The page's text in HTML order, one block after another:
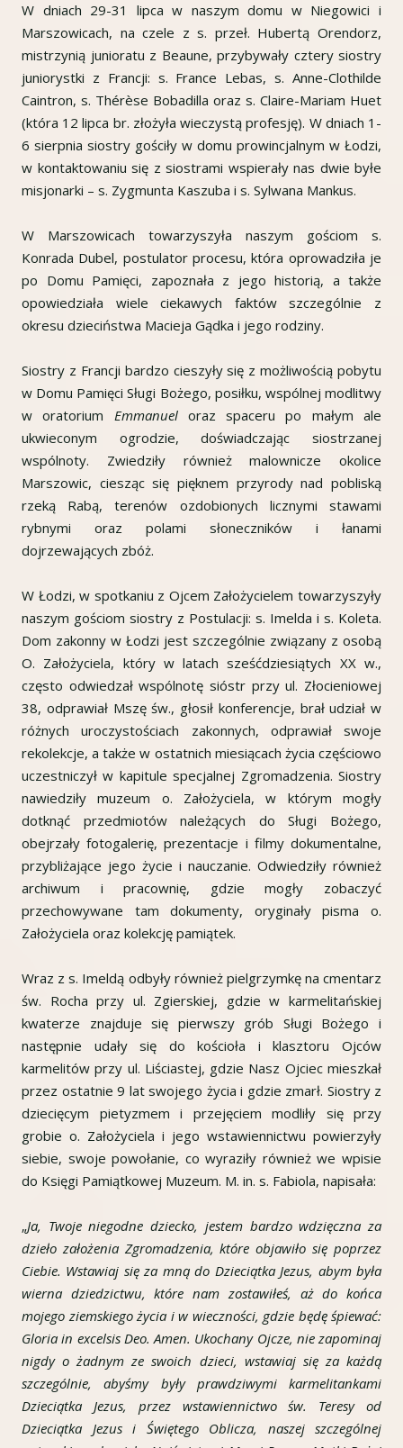
W dniach 29-31 lipca w naszym domu w Niegowici i
Marszowicach, na czele z s. przeł. Hubertą Orendorz,
mistrzynią junioratu z Beaune, przybywały cztery siostry
juniorystki z Francji: s. France Lebas, s. Anne-Clothilde
Caintron, s. Thérèse Bobadilla oraz s. Claire-Mariam Huet
(która 12 lipca br. złożyła wieczystą profesję). W dniach 1-
6 sierpnia siostry gościły w domu prowincjalnym w Łodzi,
w kontaktowaniu się z siostrami wspierały nas dwie byłe
misjonarki – s. Zygmunta Kaszuba i s. Sylwana Mankus.
W Marszowicach towarzyszyła naszym gościom s.
Konrada Dubel, postulator procesu, która oprowadziła je
po Domu Pamięci, zapoznała z jego historią, a także
opowiedziała wiele ciekawych faktów szczególnie z
okresu dzieciństwa Macieja Gądka i jego rodziny.
Siostry z Francji bardzo cieszyły się z możliwością pobytu
w Domu Pamięci Sługi Bożego, posiłku, wspólnej modlitwy
w oratorium Emmanuel oraz spaceru po małym ale
ukwieconym ogrodzie, doświadczając siostrzanej
wspólnoty. Zwiedziły również malownicze okolice
Marszowic, ciesząc się pięknem przyrody nad pobliską
rzeką Rabą, terenów ozdobionych licznymi stawami
rybnymi oraz polami słoneczników i łanami
dojrzewających zbóż.
W Łodzi, w spotkaniu z Ojcem Założycielem towarzyszyły
naszym gościom siostry z Postulacji: s. Imelda i s. Koleta.
Dom zakonny w Łodzi jest szczególnie związany z osobą
O. Założyciela, który w latach sześćdziesiątych XX w.,
często odwiedzał wspólnotę sióstr przy ul. Złocieniowej
38, odprawiał Mszę św., głosił konferencje, brał udział w
różnych uroczystościach zakonnych, odprawiał swoje
rekolekcje, a także w ostatnich miesiącach życia częściowo
uczestniczył w kapitule specjalnej Zgromadzenia. Siostry
nawiedziły muzeum o. Założyciela, w którym mogły
dotknąć przedmiotów należących do Sługi Bożego,
obejrzały fotogalerię, prezentacje i filmy dokumentalne,
przybliżające jego życie i nauczanie. Odwiedziły również
archiwum i pracownię, gdzie mogły zobaczyć
przechowywane tam dokumenty, oryginały pisma o.
Założyciela oraz kolekcję pamiątek.
Wraz z s. Imeldą odbyły również pielgrzymkę na cmentarz
św. Rocha przy ul. Zgierskiej, gdzie w karmelitańskiej
kwaterze znajduje się pierwszy grób Sługi Bożego i
następnie udały się do kościoła i klasztoru Ojców
karmelitów przy ul. Liściastej, gdzie Nasz Ojciec mieszkał
przez ostatnie 9 lat swojego życia i gdzie zmarł. Siostry z
dziecięcym pietyzmem i przejęciem modliły się przy
grobie o. Założyciela i jego wstawiennictwu powierzyły
siebie, swoje powołanie, co wyraziły również we wpisie
do Księgi Pamiątkowej Muzeum. M. in. s. Fabiola, napisała:
„Ja, Twoje niegodne dziecko, jestem bardzo wdzięczna za
dzieło założenia Zgromadzenia, które objawiło się poprzez
Ciebie. Wstawiaj się za mną do Dzieciątka Jezus, abym była
wierna dziedzictwu, które nam zostawiłeś, aż do końca
mojego ziemskiego życia i w wieczności, gdzie będę śpiewać:
Gloria in excelsis Deo. Amen. Ukochany Ojcze, nie zapominaj
nigdy o żadnym ze swoich dzieci, wstawiaj się za każdą
szczególnie, abyśmy były prawdziwymi karmelitankami
Dzieciątka Jezus, przez wstawiennictwo św. Teresy od
Dzieciątka Jezus i Świętego Oblicza, naszej szczególnej